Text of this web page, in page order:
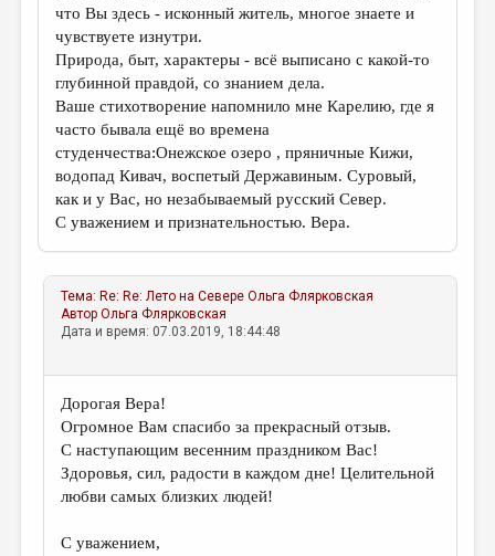
что Вы здесь - исконный житель, многое знаете и
чувствуете изнутри.
Природа, быт, характеры - всё выписано с какой-то
глубинной правдой, со знанием дела.
Ваше стихотворение напомнило мне Карелию, где я
часто бывала ещё во времена
студенчества:Онежское озеро , пряничные Кижи,
водопад Кивач, воспетый Державиным. Суровый,
как и у Вас, но незабываемый русский Север.
С уважением и признательностью. Вера.
Тема: Re: Re: Лето на Севере Ольга Флярковская
АвторОльга Флярковская
Дата и время: 07.03.2019, 18:44:48
Дорогая Вера!
Огромное Вам спасибо за прекрасный отзыв.
С наступающим весенним праздником Вас!
Здоровья, сил, радости в каждом дне! Целительной
любви самых близких людей!
С уважением,